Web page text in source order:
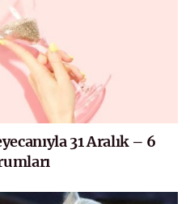
31 Aralık – 6